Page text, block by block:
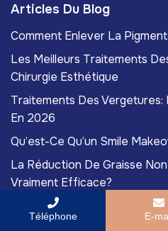
Articles Du Blog
Comment Enlever La
Les Meilleurs Traitements
Chirurgie Esthétique
Traitements Des
En 2026
Qu’est-Ce Qu’un Smile
La Réduction De Graisse
Vraiment Efficace?
Téléphone E-